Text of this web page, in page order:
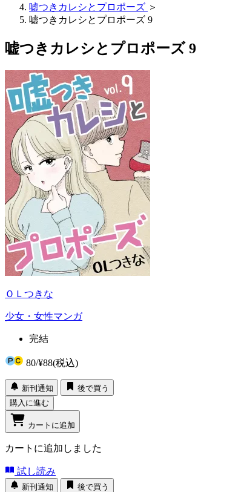
嘘つきカレシとプロポーズ ＞
嘘つきカレシとプロポーズ 9
嘘つきカレシとプロポーズ 9
ＯＬつきな
少女・女性マンガ
完結
80/¥88(税込)
新刊通知
後で買う
購入に進む
カートに追加
カートに追加しました
試し読み
新刊通知 後で買う